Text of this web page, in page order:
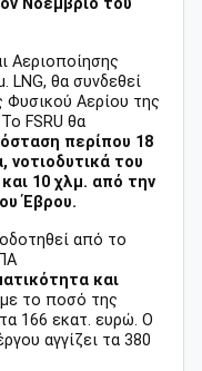
Αεριοποίησης
LNG, θα συνδεθεί
Αερίου της
FSRU θα
περίπου 18
νοτιοδυτικά του
10 χλμ. από την
Έβρου.
από το
και
το ποσό της
166 εκατ. ευρώ. Ο
αγγίζει τα 380